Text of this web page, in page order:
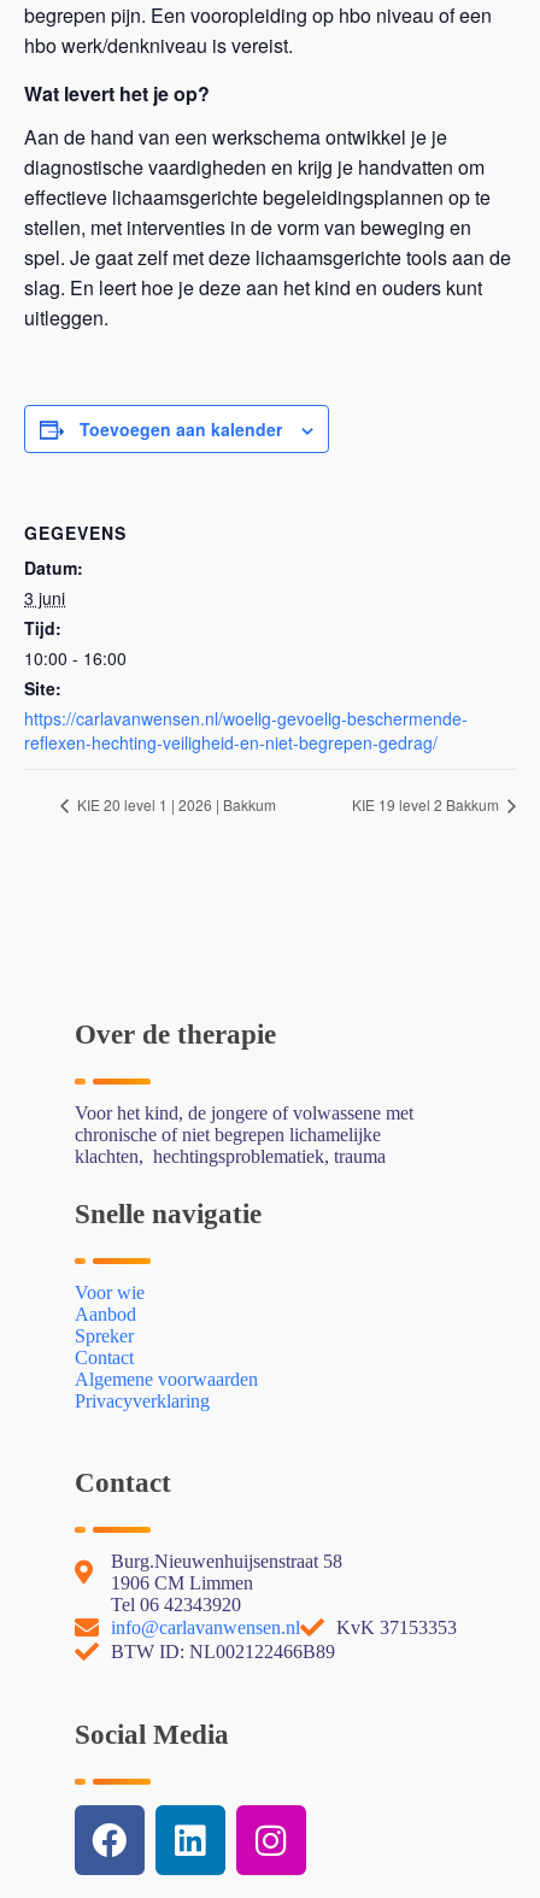
begrepen pijn. Een vooropleiding op hbo niveau of een
hbo werk/denkniveau is vereist.
Wat levert het je op?
Aan de hand van een werkschema ontwikkel je je
diagnostische vaardigheden en krijg je handvatten om
effectieve lichaamsgerichte begeleidingsplannen op te
stellen, met interventies in de vorm van beweging en
spel. Je gaat zelf met deze lichaamsgerichte tools aan de
slag. En leert hoe je deze aan het kind en ouders kunt
uitleggen.
Toevoegen aan kalender
GEGEVENS
Datum:
3 juni
Tijd:
10:00 - 16:00
Site:
https://carlavanwensen.nl/woelig-gevoelig-beschermende-
reflexen-hechting-veiligheid-en-niet-begrepen-gedrag/
KIE 20 level 1 | 2026 | Bakkum KIE 19 level 2 Bakkum
Over de therapie
Voor het kind, de jongere of volwassene met
chronische of niet begrepen lichamelijke
klachten, hechtingsproblematiek, trauma
Snelle navigatie
Voor wie
Aanbod
Spreker
Contact
Algemene voorwaarden
Privacyverklaring
Contact
Burg.Nieuwenhuijsenstraat 58
1906 CM Limmen
Tel 06 42343920
info@carlavanwensen.nl
KvK 37153353
BTW ID: NL002122466B89
Social Media